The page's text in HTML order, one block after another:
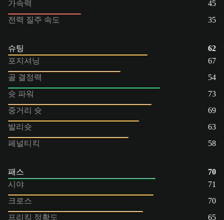
가속력
45
전력 질주 속도
35
슈팅
62
포지셔닝
67
골 결정력
54
슛 파워
73
중거리 슛
69
발리슛
63
페널티킥
58
패스
70
시야
71
크로스
70
프리킥 정확도
65